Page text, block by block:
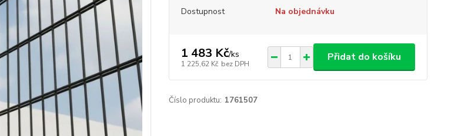
Dostupnost Na objednávku
1 483 Kč/ks
1 225,62 Kč bez DPH
Přidat do košíku
Číslo produktu: 1761507